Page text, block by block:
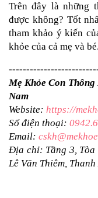
Trên đây là những
được không? Tốt
tham khảo ý kiến
khỏe của cả mẹ và bé.
Mẹ Khỏe Con
Nam
Website: https://
Số điện thoại:
Email:
Địa chỉ: Tầng 3, Tòa
Lê Văn Thiêm,